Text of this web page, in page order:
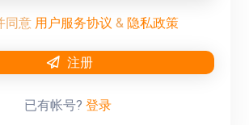
同意 用户服务协议 & 隐私政策
注册
已有帐号? 登录